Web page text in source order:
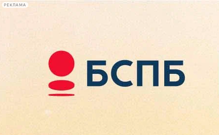
РЕКЛАМА
Сегодня:
2026.08.10
23:30
Афиша Plus